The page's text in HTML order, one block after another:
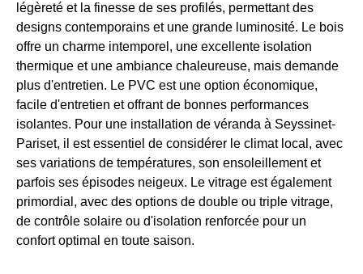
légèreté et la finesse de ses profilés, permettant des
designs contemporains et une grande luminosité. Le bois
offre un charme intemporel, une excellente isolation
thermique et une ambiance chaleureuse, mais demande
plus d'entretien. Le PVC est une option économique,
facile d'entretien et offrant de bonnes performances
isolantes. Pour une installation de véranda à Seyssinet-
Pariset, il est essentiel de considérer le climat local, avec
ses variations de températures, son ensoleillement et
parfois ses épisodes neigeux. Le vitrage est également
primordial, avec des options de double ou triple vitrage,
de contrôle solaire ou d'isolation renforcée pour un
confort optimal en toute saison.